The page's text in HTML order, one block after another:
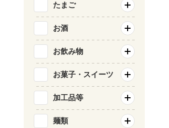
たまご
お酒
お飲み物
お菓子・スイーツ
加工品等
麺類